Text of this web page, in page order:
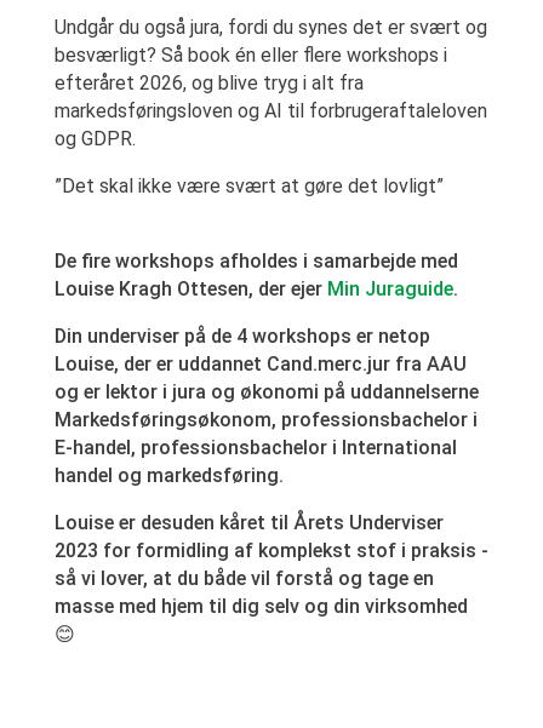
Undgår du også jura, fordi du synes det er svært og
besværligt? Så book én eller flere workshops i
efteråret 2026, og blive tryg i alt fra
markedsføringsloven og AI til forbrugeraftaleloven
og GDPR.
”Det skal ikke være svært at gøre det lovligt”
De fire workshops afholdes i samarbejde med
Louise Kragh Ottesen, der ejer Min Juraguide.
Din underviser på de 4 workshops er netop
Louise, der er uddannet Cand.merc.jur fra AAU
og er lektor i jura og økonomi på uddannelserne
Markedsføringsøkonom, professionsbachelor i
E-handel, professionsbachelor i International
handel og markedsføring.
Louise er desuden kåret til Årets Underviser
2023 for formidling af komplekst stof i praksis -
så vi lover, at du både vil forstå og tage en
masse med hjem til dig selv og din virksomhed
😊